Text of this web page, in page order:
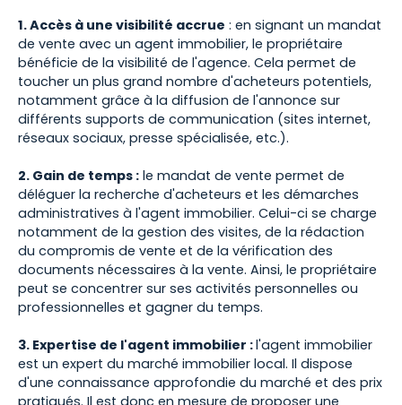
1. Accès à une visibilité accrue : en signant un mandat
de vente avec un agent immobilier, le propriétaire
bénéficie de la visibilité de l'agence. Cela permet de
toucher un plus grand nombre d'acheteurs potentiels,
notamment grâce à la diffusion de l'annonce sur
différents supports de communication (sites internet,
réseaux sociaux, presse spécialisée, etc.).
2. Gain de temps : le mandat de vente permet de
déléguer la recherche d'acheteurs et les démarches
administratives à l'agent immobilier. Celui-ci se charge
notamment de la gestion des visites, de la rédaction
du compromis de vente et de la vérification des
documents nécessaires à la vente. Ainsi, le propriétaire
peut se concentrer sur ses activités personnelles ou
professionnelles et gagner du temps.
3. Expertise de l'agent immobilier :l'agent immobilier
est un expert du marché immobilier local. Il dispose
d'une connaissance approfondie du marché et des prix
pratiqués. Il est donc en mesure de proposer une